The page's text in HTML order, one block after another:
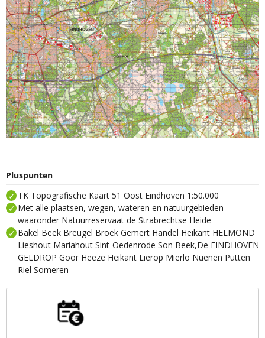
Pluspunten
TK Topografische Kaart 51 Oost Eindhoven 1:50.000
Met alle plaatsen, wegen, wateren en natuurgebieden
waaronder Natuurreservaat de Strabrechtse Heide
Bakel Beek Breugel Broek Gemert Handel Heikant HELMOND
Lieshout Mariahout Sint-Oedenrode Son Beek,De EINDHOVEN
GELDROP Goor Heeze Heikant Lierop Mierlo Nuenen Putten
Riel Someren